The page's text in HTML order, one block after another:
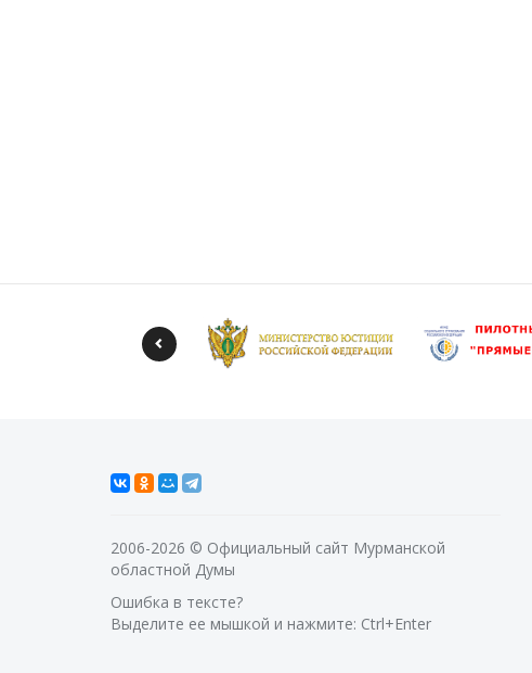
2006-2026 © Официальный сайт Мурманской
областной Думы
Ошибка в тексте?
Выделите ее мышкой и нажмите: Ctrl+Enter